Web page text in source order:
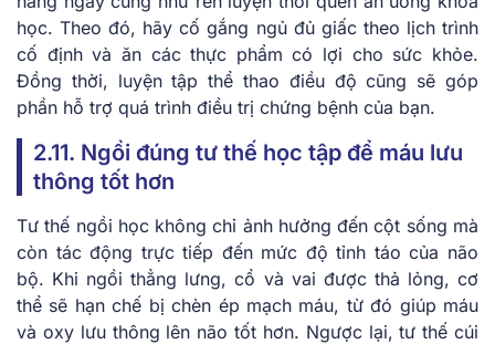
học. Theo đó, hãy cố gắng ngủ đủ giấc theo lịch trình
cố định và ăn các thực phẩm có lợi cho sức khỏe.
Đồng thời, luyện tập thể thao điều độ cũng sẽ góp
phần hỗ trợ quá trình điều trị chứng bệnh của bạn.
2.11. Ngồi đúng tư thế học tập để máu lưu
thông tốt hơn
Tư thế ngồi học không chỉ ảnh hưởng đến cột sống mà
còn tác động trực tiếp đến mức độ tỉnh táo của não
bộ. Khi ngồi thẳng lưng, cổ và vai được thả lỏng, cơ
thể sẽ hạn chế bị chèn ép mạch máu, từ đó giúp máu
và oxy lưu thông lên não tốt hơn. Ngược lại, tư thế cúi